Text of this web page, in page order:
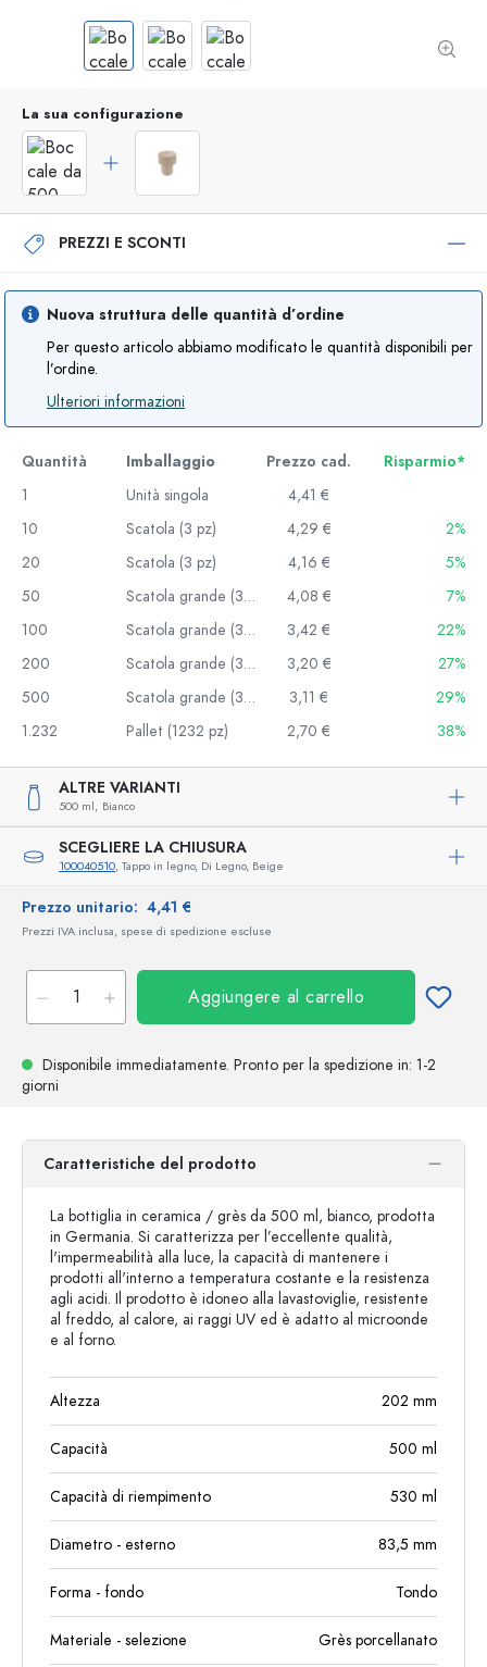
La sua configurazione
PREZZI E SCONTI
Nuova struttura delle quantità d’ordine
Per questo articolo abbiamo modificato le quantità disponibili per
l’ordine.
Ulteriori informazioni
Quantità Imballaggio Prezzo cad.
Risparmio*
1
Unità singola
4,41 €
10
Scatola (3 pz) 4,29 €
2%
20
Scatola (3 pz) 4,16 €
5%
50
Scatola grande (30 pz) 4,08 €
7%
100
Scatola grande (30 pz) 3,42 €
22%
200
Scatola grande (30 pz) 3,20 €
27%
500
Scatola grande (30 pz) 3,11 €
29%
1.232
Pallet (1232 pz) 2,70 € 38%
ALTRE VARIANTI
500 ml, Bianco
SCEGLIERE LA CHIUSURA
100040510, Tappo in legno, Di Legno, Beige
Prezzo unitario: 4,41 €
Prezzi IVA inclusa, spese di spedizione escluse
Aggiungere al carrello
Disponibile immediatamente. Pronto per la spedizione in: 1-2
giorni
Caratteristiche del prodotto
La bottiglia in ceramica / grès da 500 ml, bianco, prodotta
in Germania. Si caratterizza per l’eccellente qualità,
l'impermeabilità alla luce, la capacità di mantenere i
prodotti all'interno a temperatura costante e la resistenza
agli acidi. Il prodotto è idoneo alla lavastoviglie, resistente
al freddo, al calore, ai raggi UV ed è adatto al microonde
e al forno.
Altezza 202 mm
Capacità 500 ml
Capacità di riempimento 530 ml
Diametro - esterno 83,5 mm
Forma - fondo Tondo
Materiale - selezione Grès porcellanato